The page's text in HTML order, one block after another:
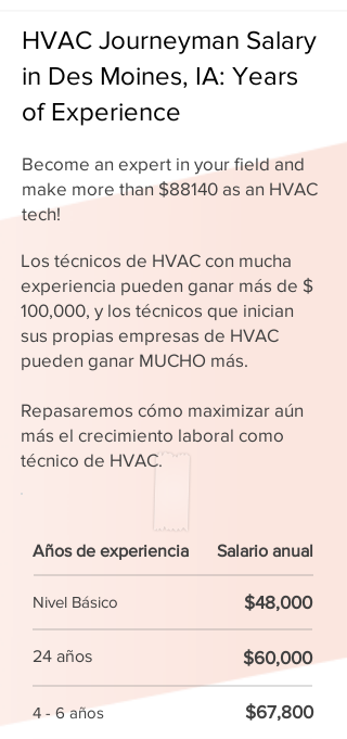
HVAC Journeyman Salary
in Des Moines, IA: Years
of Experience
Become an expert in your field and
make more than $88140 as an HVAC
tech!
Los técnicos de HVAC con mucha
experiencia pueden ganar más de $
100,000, y los técnicos que inician
sus propias empresas de HVAC
pueden ganar MUCHO más.
Repasaremos cómo maximizar aún
más el crecimiento laboral como
técnico de HVAC.
Años de experiencia Salario anual
Nivel Básico $48,000
24 años $60,000
4 - 6 años $67,800